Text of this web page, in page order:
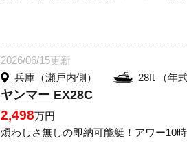
2026/06/15更新
兵庫（瀬戸内側）
28ft （年
ヤンマー EX28C
2,498万円
煩わしさ無しの即納可能艇！アワー10